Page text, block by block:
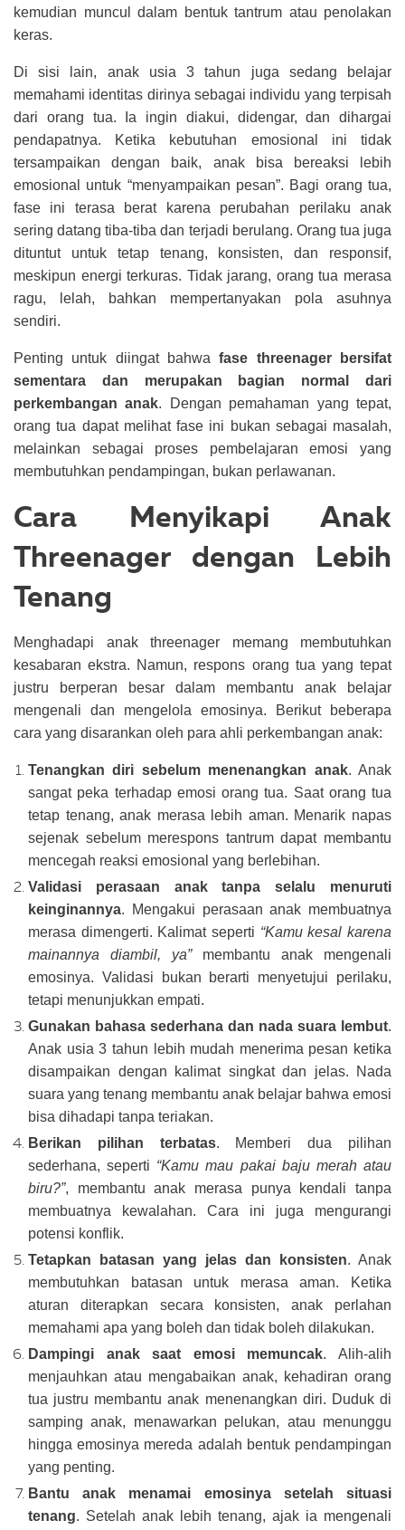
kemudian muncul dalam bentuk tantrum atau penolakan
keras.
Di sisi lain, anak usia 3 tahun juga sedang belajar
memahami identitas dirinya sebagai individu yang terpisah
dari orang tua. Ia ingin diakui, didengar, dan dihargai
pendapatnya. Ketika kebutuhan emosional ini tidak
tersampaikan dengan baik, anak bisa bereaksi lebih
emosional untuk “menyampaikan pesan”. Bagi orang tua,
fase ini terasa berat karena perubahan perilaku anak
sering datang tiba-tiba dan terjadi berulang. Orang tua juga
dituntut untuk tetap tenang, konsisten, dan responsif,
meskipun energi terkuras. Tidak jarang, orang tua merasa
ragu, lelah, bahkan mempertanyakan pola asuhnya
sendiri.
Penting untuk diingat bahwafase threenager bersifat
sementara dan merupakan bagian normal dari
perkembangan anak. Dengan pemahaman yang tepat,
orang tua dapat melihat fase ini bukan sebagai masalah,
melainkan sebagai proses pembelajaran emosi yang
membutuhkan pendampingan, bukan perlawanan.
Cara Menyikapi Anak
Threenager dengan Lebih
Tenang
Menghadapi anak threenager memang membutuhkan
kesabaran ekstra. Namun, respons orang tua yang tepat
justru berperan besar dalam membantu anak belajar
mengenali dan mengelola emosinya. Berikut beberapa
cara yang disarankan oleh para ahli perkembangan anak:
Tenangkan diri sebelum menenangkan anak. Anak
sangat peka terhadap emosi orang tua. Saat orang tua
tetap tenang, anak merasa lebih aman. Menarik napas
sejenak sebelum merespons tantrum dapat membantu
mencegah reaksi emosional yang berlebihan.
Validasi perasaan anak tanpa selalu menuruti
keinginannya. Mengakui perasaan anak membuatnya
merasa dimengerti. Kalimat seperti “Kamu kesal karena
mainannya diambil, ya”membantu anak mengenali
emosinya. Validasi bukan berarti menyetujui perilaku,
tetapi menunjukkan empati.
Gunakan bahasa sederhana dan nada suara lembut.
Anak usia 3 tahun lebih mudah menerima pesan ketika
disampaikan dengan kalimat singkat dan jelas. Nada
suara yang tenang membantu anak belajar bahwa emosi
bisa dihadapi tanpa teriakan.
Berikan pilihan terbatas. Memberi dua pilihan
sederhana, seperti “Kamu mau pakai baju merah atau
biru?”, membantu anak merasa punya kendali tanpa
membuatnya kewalahan. Cara ini juga mengurangi
potensi konflik.
Tetapkan batasan yang jelas dan konsisten. Anak
membutuhkan batasan untuk merasa aman. Ketika
aturan diterapkan secara konsisten, anak perlahan
memahami apa yang boleh dan tidak boleh dilakukan.
Dampingi anak saat emosi memuncak. Alih-alih
menjauhkan atau mengabaikan anak, kehadiran orang
tua justru membantu anak menenangkan diri. Duduk di
samping anak, menawarkan pelukan, atau menunggu
hingga emosinya mereda adalah bentuk pendampingan
yang penting.
Bantu anak menamai emosinya setelah situasi
tenang. Setelah anak lebih tenang, ajak ia mengenali